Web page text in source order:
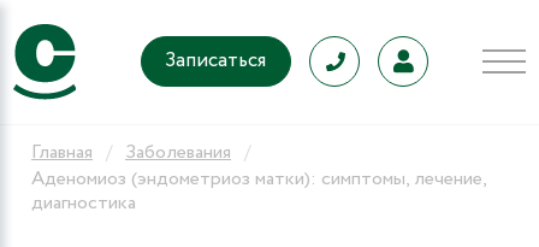
Записаться
Главная
Заболевания
Аденомиоз (эндометриоз матки): симптомы, лечение,
диагностика